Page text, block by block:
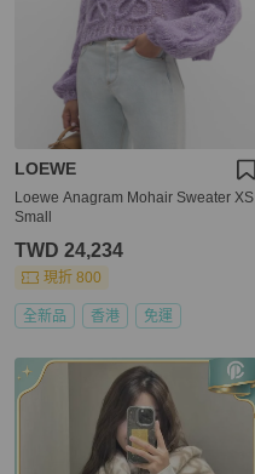
LOEWE
Loewe Anagram Mohair Sweater XS
Small
TWD 24,234
現折 800
全新品 香港 免運